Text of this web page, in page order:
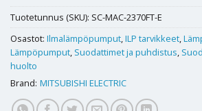
Tuotetunnus (SKU): SC-MAC-2370FT-E
Osastot: Ilmalämpöpumput,ILP tarvikkeet,
Lämpöpumput, Suodattimet ja puhdistus,
huolto
Brand: MITSUBISHI ELECTRIC